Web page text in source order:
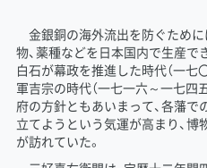
金銀銅の海外流出を防ぐために
物、薬種などを日本国内で生産
白石が幕政を推進した時代（一七
軍吉宗の時代（一七一六～一七四
府の方針ともあいまって、各藩
立てようという気運が高まり、
が訪れていた。